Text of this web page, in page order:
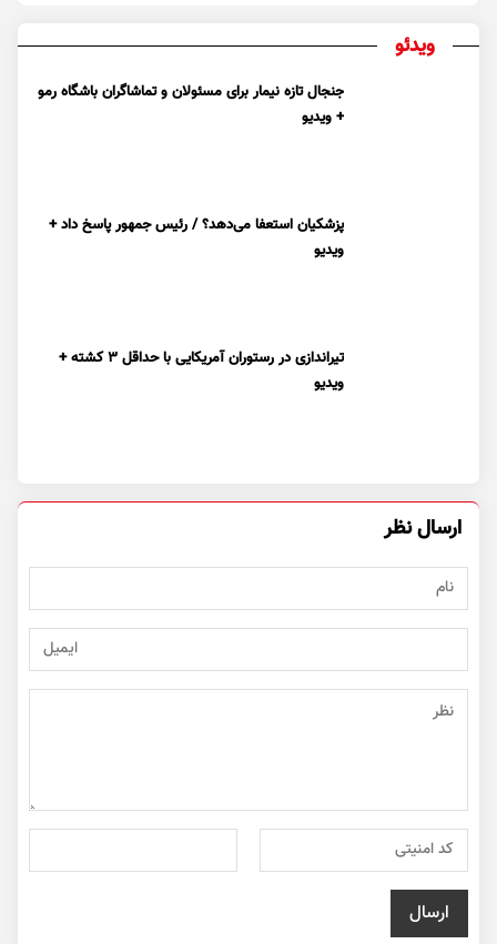
ویدئو
جنجال تازه نیمار برای مسئولان و تماشاگران باشگاه رمو
+ ویدیو
پزشکیان استعفا می‌دهد؟ / رئیس جمهور پاسخ داد +
ویدیو
تیراندازی در رستوران آمریکایی با حداقل ۳ کشته +
ویدیو
ارسال نظر